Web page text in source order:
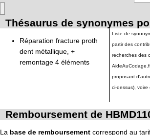
Thésaurus de synonymes
Réparation fracture proth
dent métallique, +
remontage 4 éléments
Liste de
partir des
recherches des
proposant
ci-dessus),
Remboursement de
La base de remboursement correspond au